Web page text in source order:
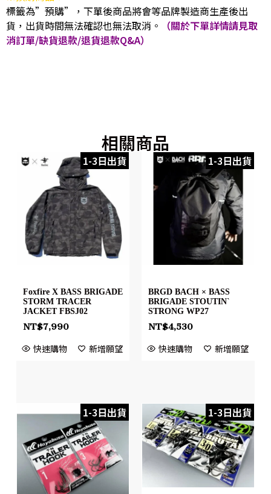
標籤為”預購”，下單後商品將會等品牌製造商生產後出
貨，出貨時間無法確認也無法取消。
（關於下單詳情請見取
消訂單/缺貨退款/退貨退款Q&A）
相關商品
1-3日出貨
Foxfire X BASS BRIGADE
STORM TRACER
JACKET FBSJ02
NT$7,990
快速購物 新增願望
1-3日出貨
BRGD BACH × BASS
BRIGADE STOUTIN`
STRONG WP27
NT$4,530
快速購物 新增願望
1-3日出貨 1-3日出貨